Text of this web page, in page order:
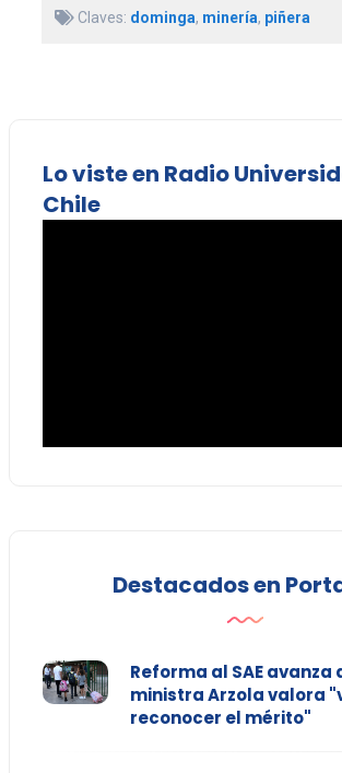
Claves: dominga, minería, piñera
Lo viste en Radio
Chile
Destacados en
Reforma al SAE avanza
ministra Arzola valora
reconocer el mérito"